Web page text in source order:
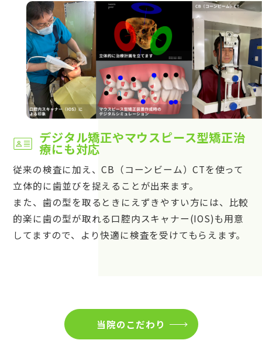
デジタル矯正やマウスピース型矯正治
療にも対応
従来の検査に加え、CB（コーンビーム）CTを使って
立体的に歯並びを捉えることが出来ます。
また、歯の型を取るときにえずきやすい方には、比較
的楽に歯の型が取れる口腔内スキャナー(IOS)も用意
してますので、より快適に検査を受けてもらえます。
当院のこだわり